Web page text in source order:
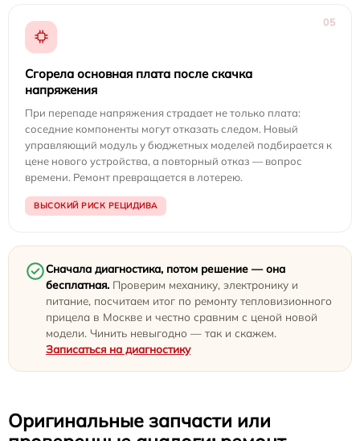
05
Сгорела основная плата после скачка
напряжения
При перепаде напряжения страдает не только плата:
соседние компоненты могут отказать следом. Новый
управляющий модуль у бюджетных моделей подбирается к
цене нового устройства, а повторный отказ — вопрос
времени. Ремонт превращается в лотерею.
ВЫСОКИЙ РИСК РЕЦИДИВА
Сначала диагностика, потом решение — она
бесплатная. Проверим механику, электронику и
питание, посчитаем итог по ремонту тепловизионного
прицела в Москве и честно сравним с ценой новой
модели. Чинить невыгодно — так и скажем.
Записаться на диагностику
Оригинальные запчасти или